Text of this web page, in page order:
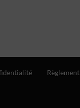
Règlement